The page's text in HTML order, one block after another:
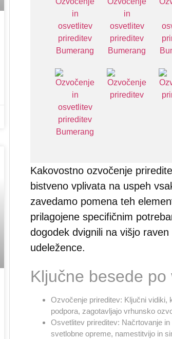
Kakovostno ozvočenje
bistveno vplivata na uspeh
zavedamo pomena teh
prilagojene specifičnim
dogodek dvignili na višjo
udeležence.
Ključne besede po
Ozvočenje prireditev: Ključni vidiki,
podpora, zagotavljajo vrhunsko
Osvetlitev prireditev: Načrtovanje
svetlobne opreme, namestitvijo in